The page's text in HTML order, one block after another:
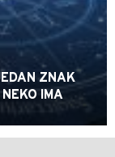
ZNAK
IMA